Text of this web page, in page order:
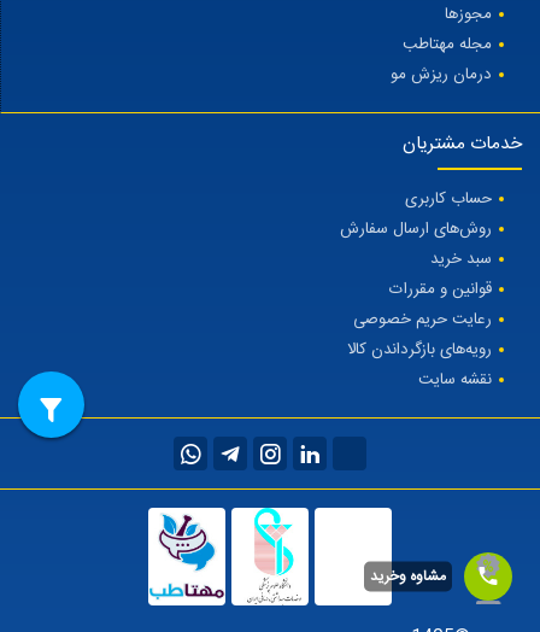
مجوزها
مجله مهتاطب
درمان ریزش مو
خدمات مشتریان
حساب کاربری
روش‌های ارسال سفارش
سبد خرید
قوانین و مقررات
رعایت حریم خصوصی
رویه‌های بازگرداندن کالا
نقشه سایت
مشاوه وخرید